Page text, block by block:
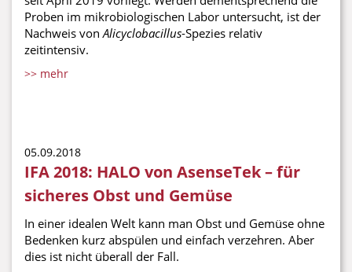
Proben im mikrobiologischen Labor untersucht, ist der
Nachweis vonAlicyclobacillus-Spezies relativ
zeitintensiv.
>> mehr
05.09.2018
IFA 2018: HALO von AsenseTek – für
sicheres Obst und Gemüse
In einer idealen Welt kann man Obst und Gemüse ohne
Bedenken kurz abspülen und einfach verzehren. Aber
dies ist nicht überall der Fall.